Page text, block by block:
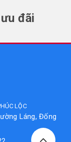
đãi
LỘC
Láng, Đống